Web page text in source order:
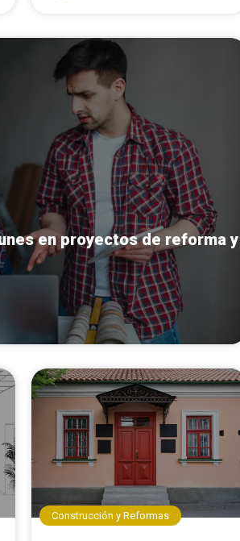
en proyectos de reforma y
Construcción y Reformas